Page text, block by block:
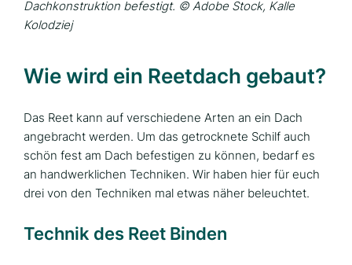
Dachkonstruktion befestigt. © Adobe Stock, Kalle
Kolodziej
Wie wird ein Reetdach gebaut?
Das Reet kann auf verschiedene Arten an ein Dach
angebracht werden. Um das getrocknete Schilf auch
schön fest am Dach befestigen zu können, bedarf es
an handwerklichen Techniken. Wir haben hier für euch
drei von den Techniken mal etwas näher beleuchtet.
Technik des Reet Binden